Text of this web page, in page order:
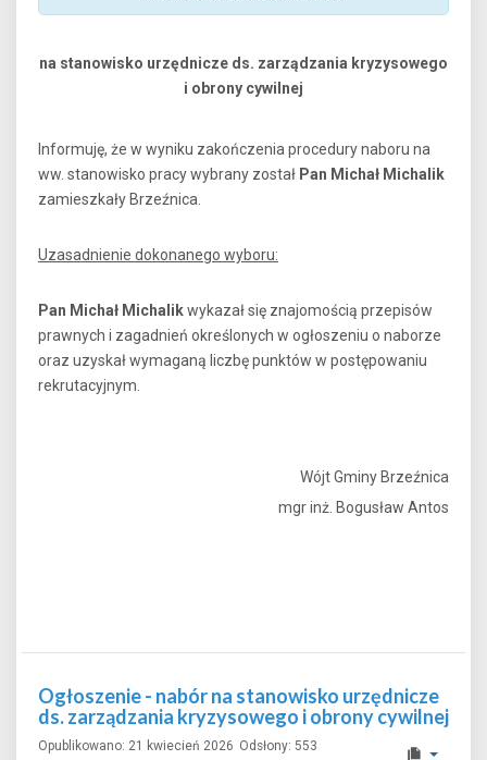
na stanowisko urzędnicze ds. zarządzania kryzysowego
i obrony cywilnej
Informuję, że w wyniku zakończenia procedury naboru na
ww. stanowisko pracy wybrany został Pan Michał Michalik
zamieszkały Brzeźnica.
Uzasadnienie dokonanego wyboru:
Pan Michał Michalikwykazał się znajomością przepisów
prawnych i zagadnień określonych w ogłoszeniu o naborze
oraz uzyskał wymaganą liczbę punktów w postępowaniu
rekrutacyjnym.
Wójt Gminy Brzeźnica
mgr inż. Bogusław Antos
Ogłoszenie - nabór na stanowisko urzędnicze
ds. zarządzania kryzysowego i obrony cywilnej
Opublikowano: 21 kwiecień 2026 Odsłony: 553